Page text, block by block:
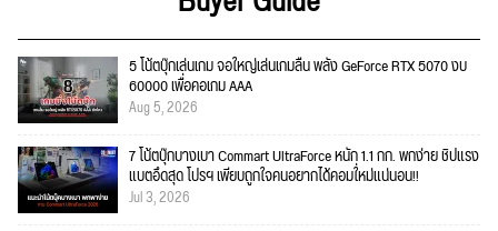
5 โน้ตบุ๊กเล่นเกม จอใหญ่เล่นเกมลื่น พลัง GeForce RTX 5070 งบ
60000 เพื่อคอเกม AAA
Aug 5, 2026
7 โน้ตบุ๊กบางเบา Commart UltraForce หนัก 1.1 กก. พกง่าย ชิปแรง
แบตอึดสุด โปรฯ เพียบถูกใจคนอยากได้คอมใ่หม่แน่นอน!!
Jul 3, 2026